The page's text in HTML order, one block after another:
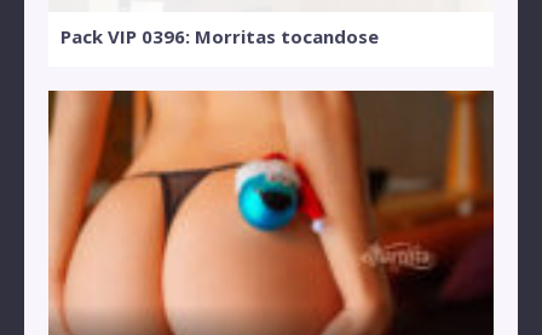
Pack VIP 0396: Morritas tocandose